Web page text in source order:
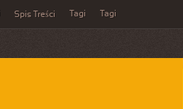
Spis Treści Tagi Tagi